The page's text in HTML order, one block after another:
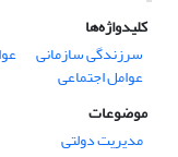
کلیدواژه‌ها
سرزندگی سازمانی
عوامل اجتماعی
موضوعات
مدیریت دولتی